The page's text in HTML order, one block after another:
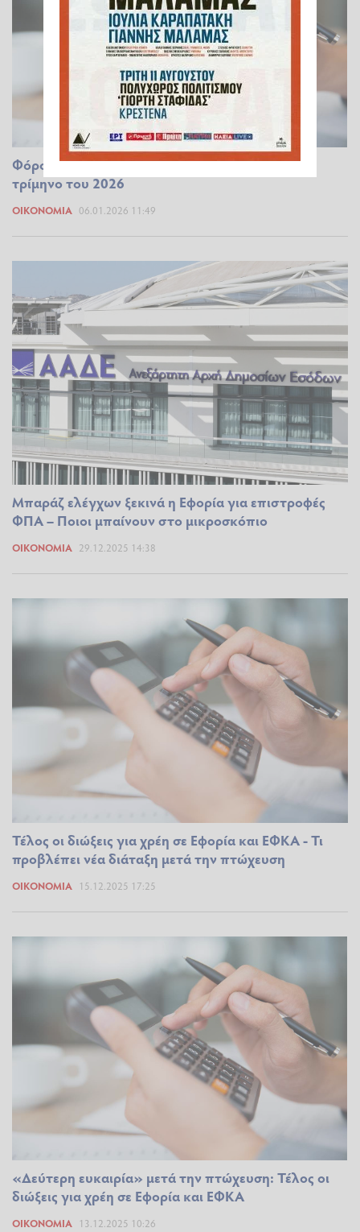
Φόροι: Τι πληρώνουμε, τι γλιτώνουμε το πρώτο
τρίμηνο του 2026
ΟΙΚΟΝΟΜΊΑ 06.01.2026 11:49
Μπαράζ ελέγχων ξεκινά η Εφορία για επιστροφές
ΦΠΑ – Ποιοι μπαίνουν στο μικροσκόπιο
ΟΙΚΟΝΟΜΊΑ 29.12.2025 14:38
Τέλος οι διώξεις για χρέη σε Εφορία και ΕΦΚΑ - Τι
προβλέπει νέα διάταξη μετά την πτώχευση
ΟΙΚΟΝΟΜΊΑ 15.12.2025 17:25
«Δεύτερη ευκαιρία» μετά την πτώχευση: Τέλος οι
διώξεις για χρέη σε Εφορία και ΕΦΚΑ
ΟΙΚΟΝΟΜΊΑ 13.12.2025 10:26